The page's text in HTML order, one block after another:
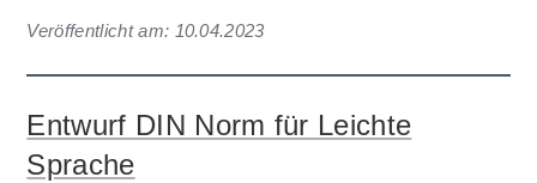
Veröffentlicht am: 10.04.2023
Entwurf DIN Norm für Leichte
Sprache